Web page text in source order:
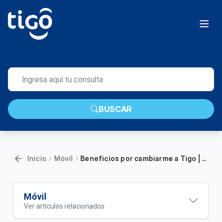
BUSCAR
Inicio Móvil Beneficios por cambiarme a Tigo | Móvil
Móvil
Ver artículos relacionados